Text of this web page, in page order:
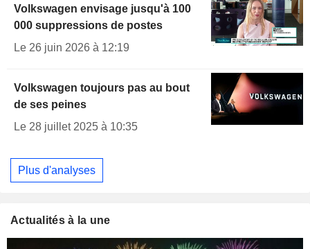
Volkswagen envisage jusqu'à 100
000 suppressions de postes
Le 26 juin 2026 à 12:19
Volkswagen toujours pas au bout
de ses peines
Le 28 juillet 2025 à 10:35
Plus d'analyses
Actualités à la une